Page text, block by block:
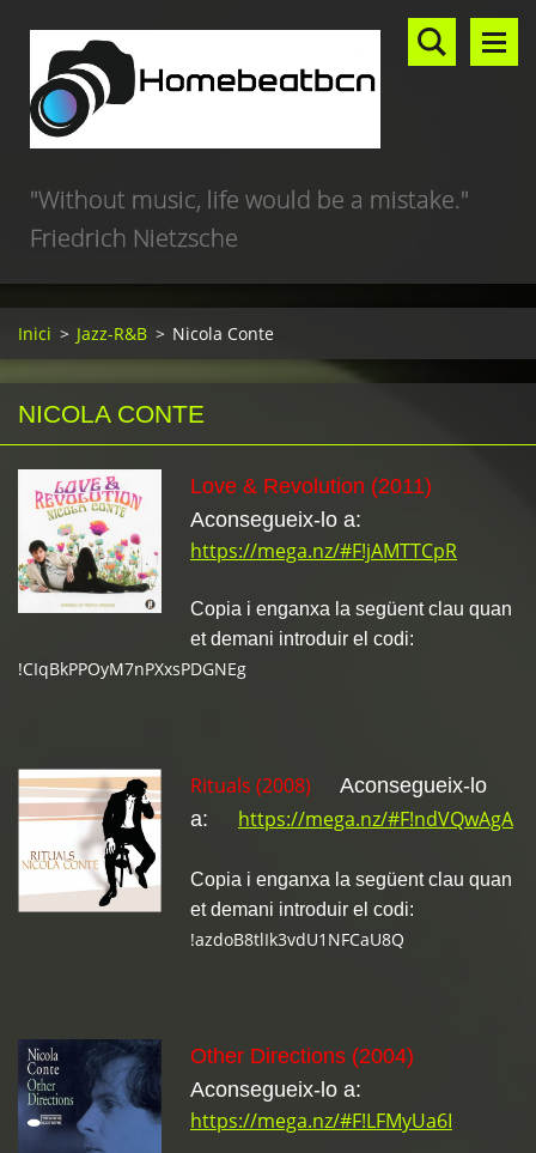
"Without music, life would be a mistake."
Friedrich Nietzsche
Inici > Jazz-R&B > Nicola Conte
NICOLA CONTE
Love & Revolution (2011)
Aconsegueix-lo a:
https://mega.nz/#F!jAMTTCpR
Copia i enganxa la següent clau quan
et demani introduir el codi:
!CIqBkPPOyM7nPXxsPDGNEg
Rituals (2008)
Aconsegueix-lo
a: https://mega.nz/#F!ndVQwAgA
Copia i enganxa la següent clau quan
et demani introduir el codi:
!azdoB8tlIk3vdU1NFCaU8Q
Other Directions (2004)
Aconsegueix-lo a:
https://mega.nz/#F!LFMyUa6I